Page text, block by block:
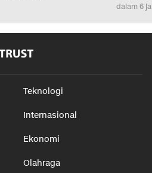
dalam 6
Teknologi
Internasional
Ekonomi
Olahraga